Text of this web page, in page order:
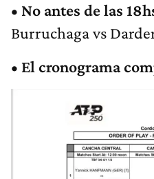
• ⁠No antes de las
Burruchaga vs
• El cronograma